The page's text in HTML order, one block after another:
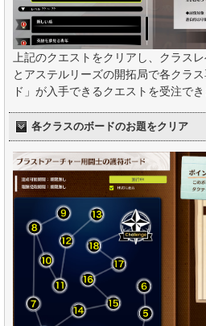
上記のクエストをクリアし、クラス
とアステルリーズの開拓局で各クラ
ド」が入手できるクエストを受注でき
各クラスのボードのお題をクリア